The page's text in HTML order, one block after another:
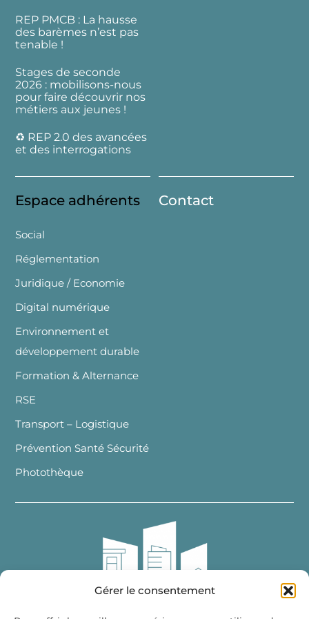
Gérer le consentement
REP PMCB : La hausse
des barèmes n’est pas
tenable !
Stages de seconde
2026 : mobilisons-nous
pour faire découvrir nos
métiers aux jeunes !
♻️ REP 2.0 des avancées
et des interrogations
Espace adhérents
Social
Réglementation
Juridique / Economie
Digital numérique
Environnement et
développement durable
Formation & Alternance
RSE
Transport – Logistique
Prévention Santé Sécurité
Photothèque
Contact